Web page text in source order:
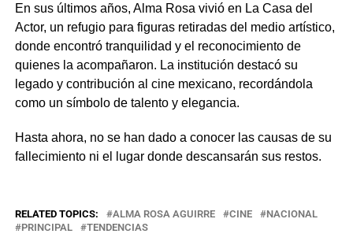
En sus últimos años, Alma Rosa vivió en La Casa del
Actor, un refugio para figuras retiradas del medio artístico,
donde encontró tranquilidad y el reconocimiento de
quienes la acompañaron. La institución destacó su
legado y contribución al cine mexicano, recordándola
como un símbolo de talento y elegancia.
Hasta ahora, no se han dado a conocer las causas de su
fallecimiento ni el lugar donde descansarán sus restos.
RELATED TOPICS: ALMA ROSA AGUIRRE CINE
NACIONAL
PRINCIPAL
TENDENCIAS